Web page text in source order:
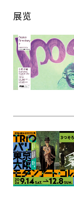
展览